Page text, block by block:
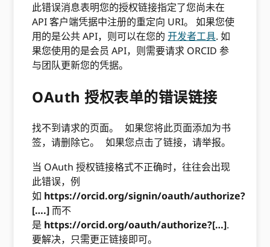
此错误消息表明您的授权链接指定了您尚未在
API 客户端凭据中注册的重定向 URI。 如果您使
用的是公共 API，则可以在您的开发者工具. 如
果您使用的是会员 API，则需要请求 ORCID 参
与团队更新您的凭据。
OAuth 授权表单的错误链接
找不到请求的页面。 如果您将此页面添加为书
签，请删除它。 如果您点击了链接，请举报。
当 OAuth 授权链接格式不正确时，往往会出现
此错误，例
如 https://orcid.org/signin/oauth/authorize?
[….]而不
是 https://orcid.org/oauth/authorize?[…].
要解决，只需更正链接即可。